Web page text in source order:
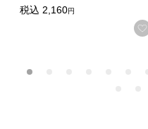
税込 2,160円